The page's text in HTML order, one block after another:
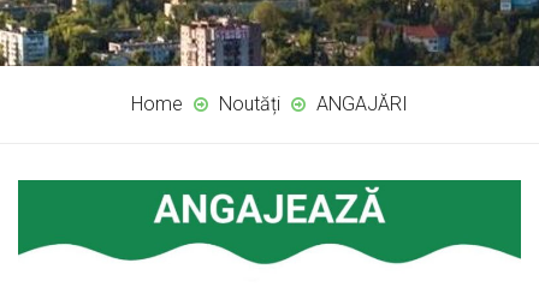
Home Noutăți ANGAJĂRI